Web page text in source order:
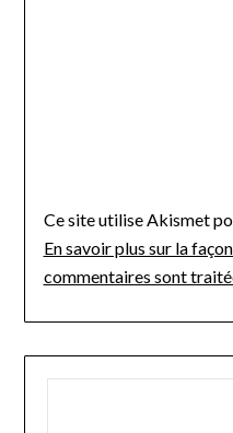
Ce site utilise Akismet
En savoir plus sur la
commentaires sont